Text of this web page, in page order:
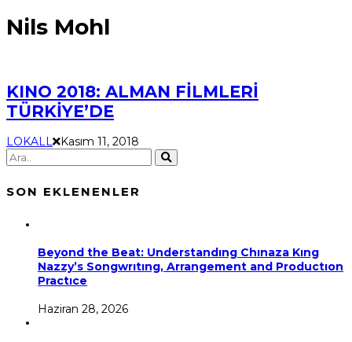
Nils Mohl
KINO 2018: ALMAN FİLMLERİ
TÜRKİYE’DE
LOKALL Kasım 11, 2018
SON EKLENENLER
Beyond the Beat: Understandıng Chınaza Kıng
Nazzy’s Songwrıtıng, Arrangement and Productıon
Practıce
Haziran 28, 2026